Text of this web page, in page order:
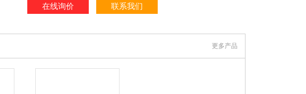
在线询价 联系我们
（联系我们，请说明是在 常州金南仪器制造有限公司 上看到的信息，
更多产品